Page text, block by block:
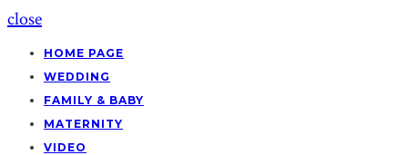
close
HOME PAGE
WEDDING
FAMILY & BABY
MATERNITY
VIDEO